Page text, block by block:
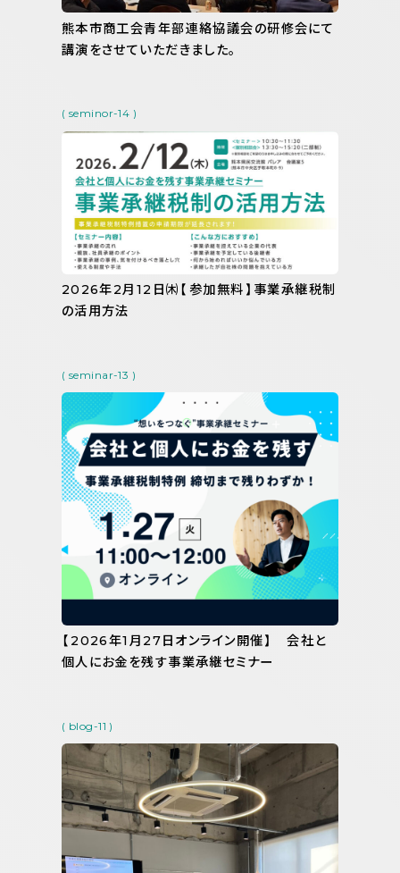
熊本市商工会青年部連絡協議会の研修会にて
講演をさせていただきました。
( seminor-14 )
2026年2月12日㈭【参加無料】事業承継税制
の活用方法
( seminar-13 )
【2026年1月27日オンライン開催】 会社と
個人にお金を残す事業承継セミナー
( blog-11 )